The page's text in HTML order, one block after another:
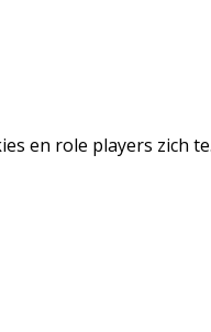
en role players zich